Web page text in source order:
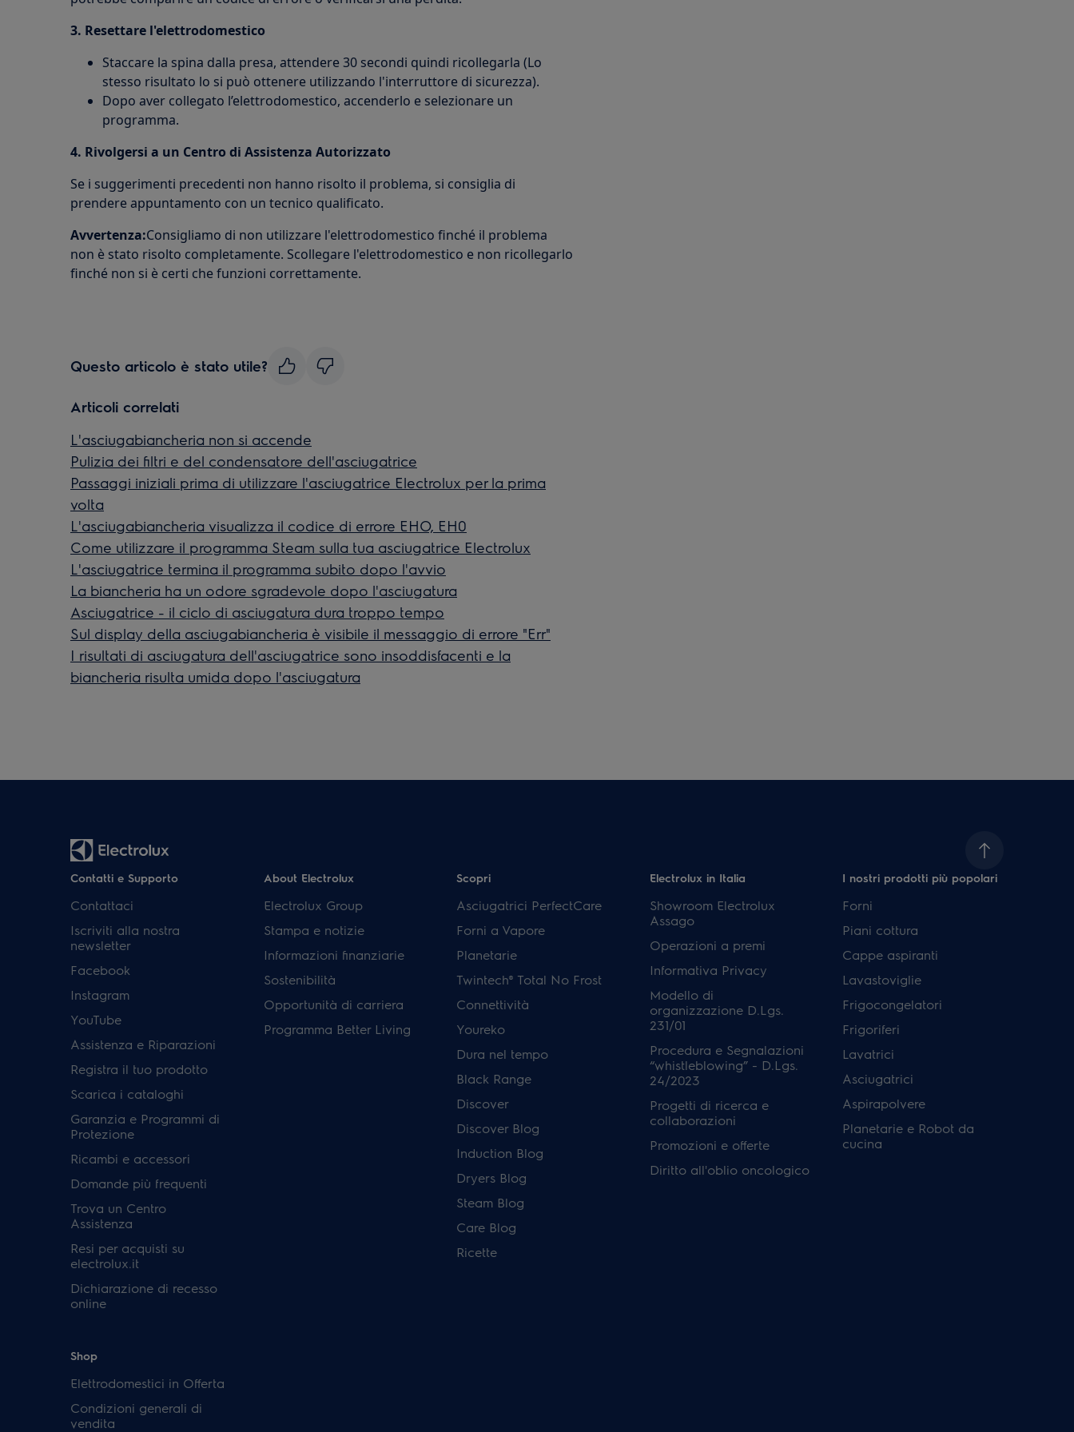
3. Resettare l'elettrodomestico
Staccare la spina dalla presa, attendere 30 secondi quindi ricollegarla (Lo
stesso risultato lo si può ottenere utilizzando l'interruttore di sicurezza).
Dopo aver collegato l’elettrodomestico, accenderlo e selezionare un
programma.
4. Rivolgersi a un Centro di Assistenza Autorizzato
Se i suggerimenti precedenti non hanno risolto il problema, si consiglia di
prendere appuntamento con un tecnico qualificato.
Avvertenza:Consigliamo di non utilizzare l'elettrodomestico finché il problema
non è stato risolto completamente. Scollegare l'elettrodomestico e non ricollegarlo
finché non si è certi che funzioni correttamente.
Questo articolo è stato utile?
Articoli correlati
L'asciugabiancheria non si accende
Pulizia dei filtri e del condensatore dell'asciugatrice
Passaggi iniziali prima di utilizzare l'asciugatrice Electrolux per la prima
volta
L'asciugabiancheria visualizza il codice di errore EHO, EH0
Come utilizzare il programma Steam sulla tua asciugatrice Electrolux
L'asciugatrice termina il programma subito dopo l'avvio
La biancheria ha un odore sgradevole dopo l'asciugatura
Asciugatrice - il ciclo di asciugatura dura troppo tempo
Sul display della asciugabiancheria è visibile il messaggio di errore "Err"
I risultati di asciugatura dell'asciugatrice sono insoddisfacenti e la
biancheria risulta umida dopo l'asciugatura
Contatti e Supporto
Contattaci
Iscriviti alla nostra
newsletter
Facebook
Instagram
YouTube
Assistenza e Riparazioni
Registra il tuo prodotto
Scarica i cataloghi
Garanzia e Programmi di
Protezione
Ricambi e accessori
Domande più frequenti
Trova un Centro
Assistenza
Resi per acquisti su
electrolux.it
Dichiarazione di recesso
online
About Electrolux
Electrolux Group
Stampa e notizie
Informazioni finanziarie
Sostenibilità
Opportunità di carriera
Programma Better Living
Scopri
Asciugatrici PerfectCare
Forni a Vapore
Planetarie
Twintech® Total No Frost
Connettività
Youreko
Dura nel tempo
Black Range
Discover
Discover Blog
Induction Blog
Dryers Blog
Steam Blog
Care Blog
Ricette
Electrolux in Italia
Showroom Electrolux
Assago
Operazioni a premi
Informativa Privacy
Modello di
organizzazione D.Lgs.
231/01
Procedura e Segnalazioni
“whistleblowing” - D.Lgs.
24/2023
Progetti di ricerca e
collaborazioni
Promozioni e offerte
Diritto all'oblio oncologico
I nostri prodotti più popolari
Forni
Piani cottura
Cappe aspiranti
Lavastoviglie
Frigocongelatori
Frigoriferi
Lavatrici
Asciugatrici
Aspirapolvere
Planetarie e Robot da
cucina
Shop
Elettrodomestici in Offerta
Condizioni generali di
vendita